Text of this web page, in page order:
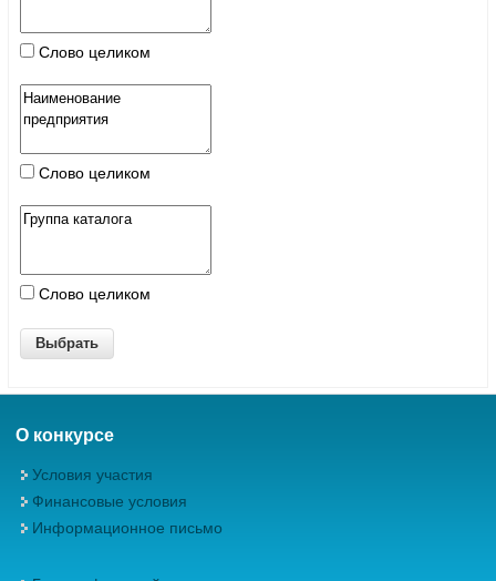
Слово целиком
Слово целиком
Слово целиком
О конкурсе
Условия участия
Финансовые условия
Информационное письмо